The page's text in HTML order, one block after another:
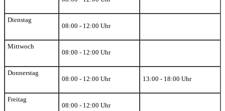
Dienstag
08:00 - 12:00 Uhr
Mittwoch
08:00 - 12:00 Uhr
Donnerstag
08:00 - 12:00 Uhr
13:00 - 18:00 Uhr
Freitag
08:00 - 12:00 Uhr